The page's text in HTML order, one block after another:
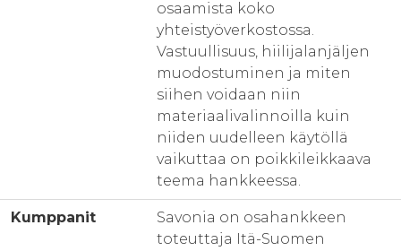
osaamista koko
yhteistyöverkostossa.
Vastuullisuus, hiilijalanjäljen
muodostuminen ja miten
siihen voidaan niin
materiaalivalinnoilla kuin
niiden uudelleen käytöllä
vaikuttaa on poikkileikkaava
teema hankkeessa.
Kumppanit
Savonia on osahankkeen
toteuttaja Itä-Suomen